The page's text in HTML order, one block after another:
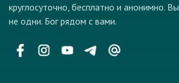
круглосуточно, бесплатно и анонимно. Вы
не одни. Бог рядом с вами.